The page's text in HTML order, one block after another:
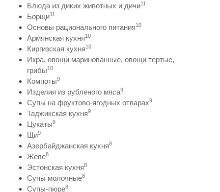
Блюда из диких животных и дичи11
Борщи11
Основы рационального питания10
Армянская кухня10
Киргизская кухня10
Икра, овощи маринованные, овощи тертые,
грибы10
Компоты9
Изделия из рубленого мяса9
Супы на фруктово-ягодных отварах9
Таджикская кухня9
Цукаты9
Щи9
Азербайджанская кухня8
Желе8
Эстонская кухня8
Супы молочные8
Супы-пюре8